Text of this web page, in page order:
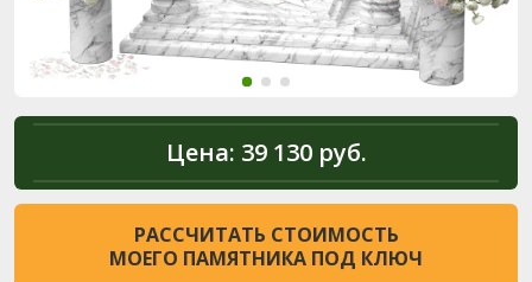
Цена: 39 130 руб.
РАССЧИТАТЬ СТОИМОСТЬ
МОЕГО ПАМЯТНИКА ПОД КЛЮЧ